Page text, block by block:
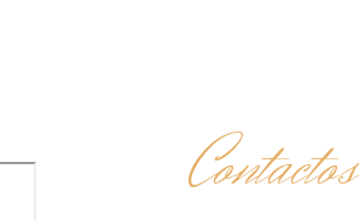
Contactos